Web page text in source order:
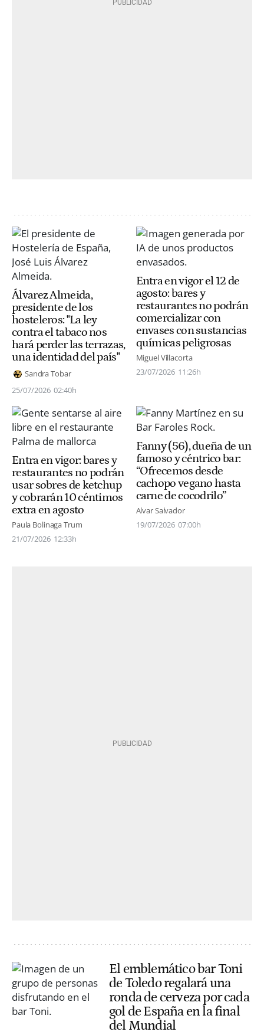
Álvarez Almeida,
presidente de los
hosteleros: "La ley
contra el tabaco nos
hará perder las terrazas,
una identidad del país"
Sandra Tobar
25/07/2026 02:40h
Entra en vigor el 12 de
agosto: bares y
restaurantes no podrán
comercializar con
envases con sustancias
químicas peligrosas
Miguel Villacorta
23/07/2026 11:26h
Entra en vigor: bares y
restaurantes no podrán
usar sobres de ketchup
y cobrarán 10 céntimos
extra en agosto
Paula Bolinaga Trum
21/07/2026 12:33h
Fanny (56), dueña de un
famoso y céntrico bar:
“Ofrecemos desde
cachopo vegano hasta
carne de cocodrilo”
Alvar Salvador
19/07/2026 07:00h
El emblemático bar Toni
de Toledo regalará una
ronda de cerveza por cada
gol de España en la final
del Mundial